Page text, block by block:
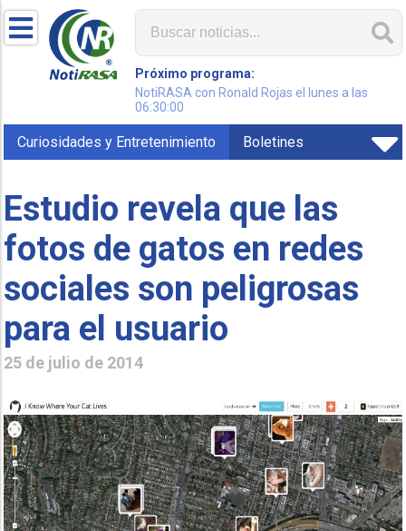
Próximo programa:
NotiRASA con Ronald Rojas el lunes a las
06:30:00
Curiosidades y Entretenimiento Boletines
Estudio revela que las
fotos de gatos en redes
sociales son peligrosas
para el usuario
25 de julio de 2014